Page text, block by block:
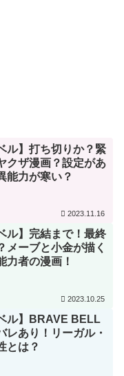
ル】打ち切りか？緊
クザ漫画？設定があ
能力が寒い？
2023.11.16
ル】完結まで！最終
メーブと小金が描く
力者の漫画！
2023.10.25
ル】BRAVE BELL
レあり！リーガル・
とは？